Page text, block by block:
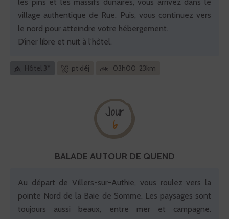
village authentique de Rue. Puis, vous continuez vers
le nord pour atteindre votre hébergement.
Dîner libre et nuit à l'hôtel.
Hôtel 3* pt déj 03h00 23km
Jour
6
BALADE AUTOUR DE QUEND
Au départ de Villers-sur-Authie, vous roulez vers la
pointe Nord de la Baie de Somme. Les paysages sont
toujours aussi beaux, entre mer et campagne.